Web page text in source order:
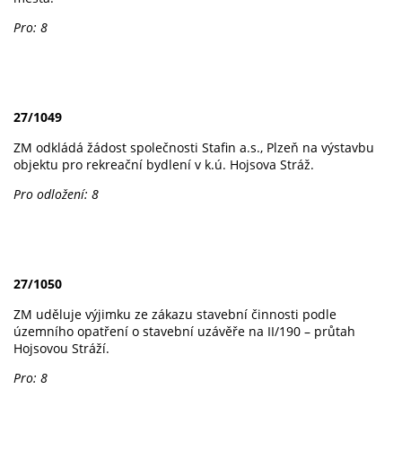
Pro: 8
27/1049
ZM odkládá žádost společnosti Stafin a.s., Plzeň na výstavbu
objektu pro rekreační bydlení v k.ú. Hojsova Stráž.
Pro odložení: 8
27/1050
ZM uděluje výjimku ze zákazu stavební činnosti podle
územního opatření o stavební uzávěře na II/190 – průtah
Hojsovou Stráží.
Pro: 8